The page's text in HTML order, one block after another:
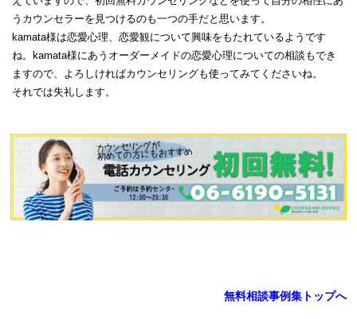
うカウンセラーを見つけるのも一つの手だと思います。
kamata様は恋愛心理、恋愛観について興味をもたれているようです
ね。kamata様にあうオーダーメイドの恋愛心理についての相談もでき
ますので、よろしければカウンセリングも使ってみてくださいね。
それでは失礼します。
無料相談事例集トップへ